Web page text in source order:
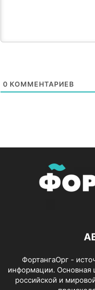
0 КОММЕНТАРИЕВ
ФортангаОрг -
информации. Основная
российской и